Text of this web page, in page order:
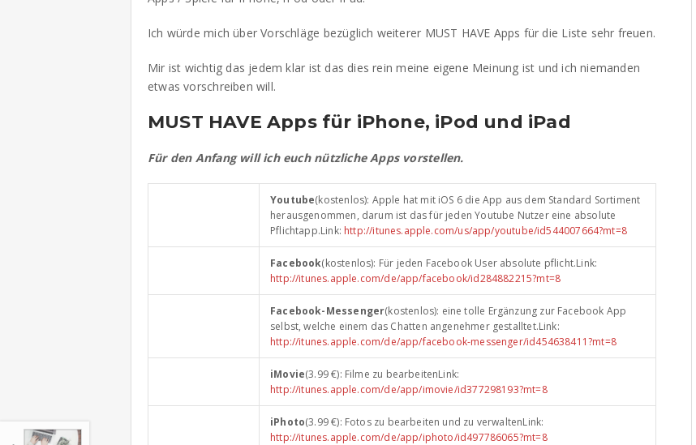
Ich würde mich über Vorschläge bezüglich weiterer MUST HAVE Apps für die Liste sehr freuen.
Mir ist wichtig das jedem klar ist das dies rein meine eigene Meinung ist und ich niemanden
etwas vorschreiben will.
MUST HAVE Apps für iPhone, iPod und iPad
Für den Anfang will ich euch nützliche Apps vorstellen.
Youtube(kostenlos): Apple hat mit iOS 6 die App aus dem Standard Sortiment
herausgenommen, darum ist das für jeden Youtube Nutzer eine absolute
Pflichtapp.Link: http://itunes.apple.com/us/app/youtube/id544007664?mt=8
Facebook(kostenlos): Für jeden Facebook User absolute pflicht.Link:
http://itunes.apple.com/de/app/facebook/id284882215?mt=8
Facebook-Messenger(kostenlos): eine tolle Ergänzung zur Facebook App
selbst, welche einem das Chatten angenehmer gestalltet.Link:
http://itunes.apple.com/de/app/facebook-messenger/id454638411?mt=8
iMovie(3.99 €): Filme zu bearbeitenLink:
http://itunes.apple.com/de/app/imovie/id377298193?mt=8
iPhoto(3.99 €): Fotos zu bearbeiten und zu verwaltenLink:
http://itunes.apple.com/de/app/iphoto/id497786065?mt=8